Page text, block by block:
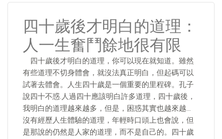
四十歲後才明白的道理：
人一生奮鬥餘地很有限
四十歲後才明白的道理，你可以現在就知道。雖然
有些道理不切身體會，就沒法真正明白，但起碼可以
試著去體會。人生四十歲是一個重要的里程碑。孔子
說四十不惑.人過四十應該明白許多道理，四十歲後，
我明白的道理越來越多，但是，困惑其實也越來越…
沒有經歷人生體驗的道理，年輕時口頭上也會說，但
是那說的仍然是人家的道理，而不是自己的。四十歲